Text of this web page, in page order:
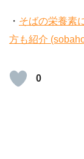
・ そばの栄養素
方も紹介
0